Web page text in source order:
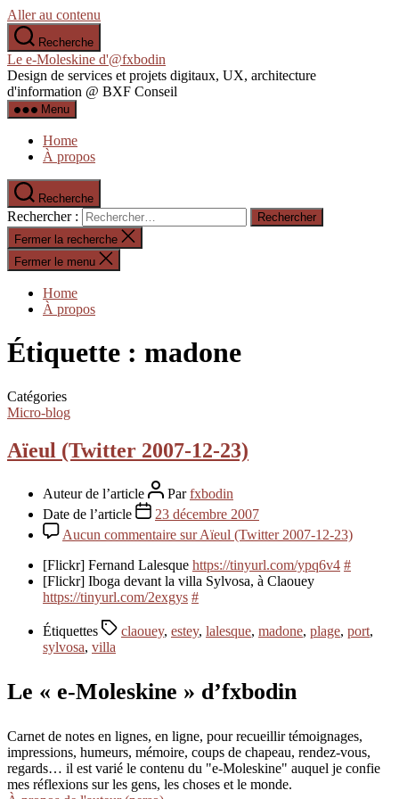
Aller au contenu
Recherche
Le e-Moleskine d'@fxbodin
Design de services et projets digitaux, UX, architecture
d'information @ BXF Conseil
Menu
Home
À propos
Recherche
Rechercher :
Fermer la recherche
Fermer le menu
Home
À propos
Étiquette : madone
Catégories
Micro-blog
Aïeul (Twitter 2007-12-23)
Auteur de l’article Parfxbodin
Date de l’article
23 décembre 2007
Aucun commentaire sur Aïeul (Twitter 2007-12-23)
[Flickr] Fernand Lalesque https://tinyurl.com/ypq6v4 #
[Flickr] Iboga devant la villa Sylvosa, à Claouey
https://tinyurl.com/2exgys #
Étiquettes claouey, estey, lalesque, madone, plage, port,
sylvosa, villa
Le « e-Moleskine » d’fxbodin
Carnet de notes en lignes, en ligne, pour recueillir témoignages,
impressions, humeurs, mémoire, coups de chapeau, rendez-vous,
regards… il est varié le contenu du "e-Moleskine" auquel je confie
mes réflexions sur les gens, les choses et le monde.